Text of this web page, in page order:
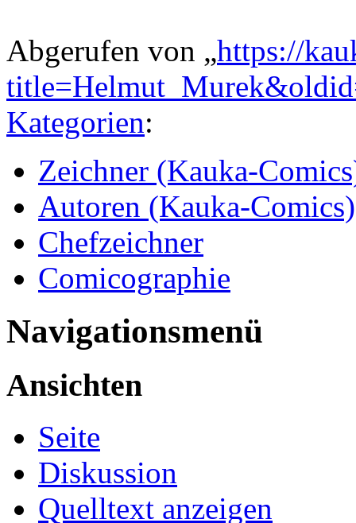
Abgerufen von „https://
Kategorien:
Zeichner (Kauka-
Autoren (Kauka-Comics)
Chefzeichner
Comicographie
Navigationsmenü
Ansichten
Seite
Diskussion
Quelltext anzeigen